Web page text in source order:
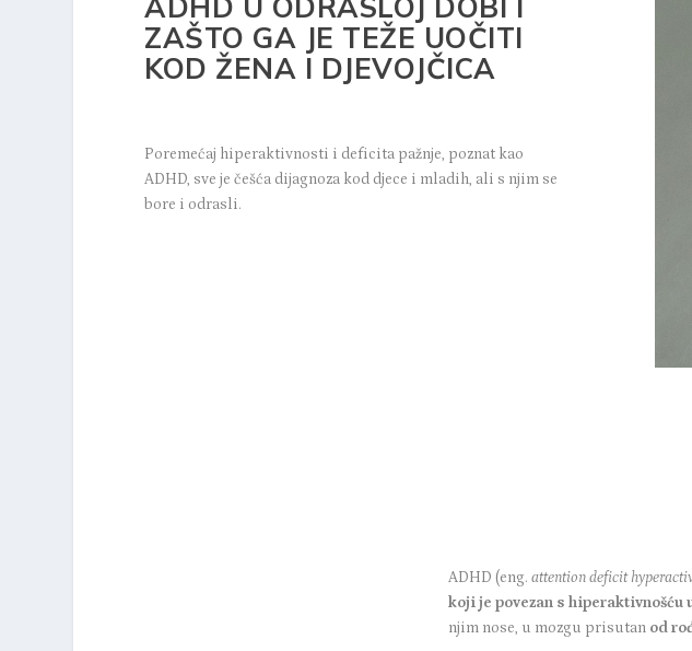
ADHD U ODRASLOJ DOBI I
ZAŠTO GA JE TEŽE UOČITI
KOD ŽENA I DJEVOJČICA
Poremećaj hiperaktivnosti i deficita pažnje, poznat kao
ADHD, sve je češća dijagnoza kod djece i mladih, ali s njim se
bore i odrasli.
ADHD (eng.attention deficit
koji je povezan s hiperaktivnošću
njim nose, u mozgu prisutan od